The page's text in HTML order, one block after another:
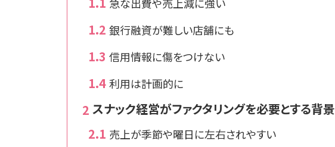
銀行融資が難しい店舗にも
信用情報に傷をつけない
利用は計画的に
スナック経営がファクタリングを必要とする背景
売上が季節や曜日に左右されやすい